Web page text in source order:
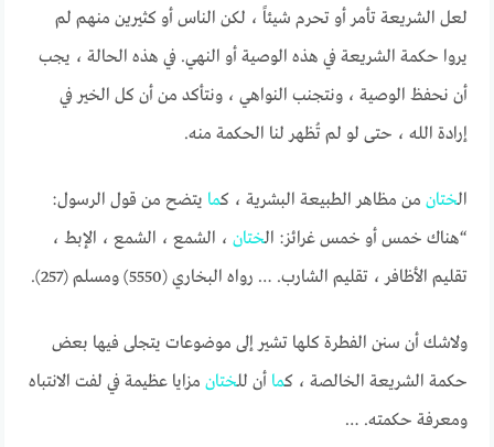
لعل الشريعة تأمر أو تحرم شيئاً ، لكن الناس أو كثيرين منهم لم
يروا حكمة الشريعة في هذه الوصية أو النهي. في هذه الحالة ، يجب
أن نحفظ الوصية ، ونتجنب النواهي ، ونتأكد من أن كل الخير في
إرادة الله ، حتى لو لم تُظهر لنا الحكمة منه.
الختان من مظاهر الطبيعة البشرية ، كما يتضح من قول الرسول:
“هناك خمس أو خمس غرائز: الختان ، الشمع ، الشمع ، الإبط ،
تقليم الأظافر ، تقليم الشارب. … رواه البخاري (5550) ومسلم (257).
ولاشك أن سنن الفطرة كلها تشير إلى موضوعات يتجلى فيها بعض
حكمة الشريعة الخالصة ، كما أن للختان مزايا عظيمة في لفت الانتباه
ومعرفة حكمته. …